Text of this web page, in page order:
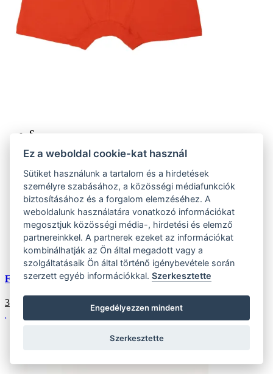
S
Szállítás az otthoni:
Külső tároló (2 ks)
Szállítás 4-7 munkanapon belül
L
(11 ks)
Szállítás az otthoni:
Külső tároló (11 ks)
Szállítás 4-7 munkanapon belül
XL
(7 ks)
Szállítás az otthoni:
Külső tároló (7 ks)
Szállítás 4-7 munkanapon belül
Férfi narancssárga boxeralsó
3452
Ez a weboldal cookie-kat használ
Sütiket használunk a tartalom és a hirdetések
személyre szabásához, a közösségi médiafunkciók
biztosításához és a forgalom elemzéséhez. A
weboldalunk használatára vonatkozó információkat
megosztjuk közösségi média-, hirdetési és elemző
partnereinkkel. A partnerek ezeket az információkat
kombinálhatják az Ön által megadott vagy a
szolgáltatásaik Ön által történő igénybevétele során
szerzett egyéb információkkal.Szerkesztette
Engedélyezzen mindent
Szerkesztette